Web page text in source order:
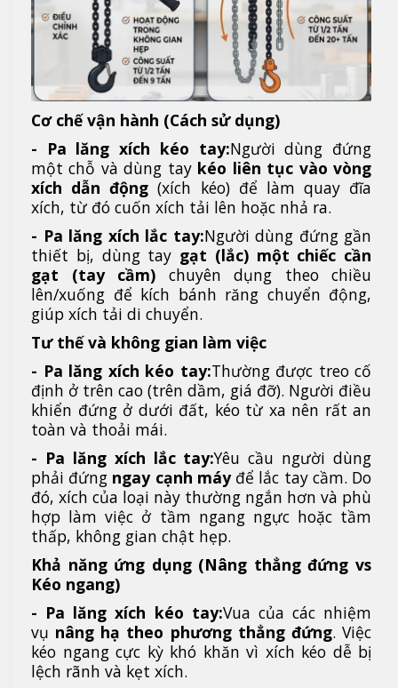
Cơ chế vận hành (Cách sử dụng)
- Pa lăng xích kéo tay:Người dùng đứng
một chỗ và dùng tay kéo liên tục vào vòng
xích dẫn động (xích kéo) để làm quay đĩa
xích, từ đó cuốn xích tải lên hoặc nhả ra.
- Pa lăng xích lắc tay:Người dùng đứng gần
thiết bị, dùng tay gạt (lắc) một chiếc cần
gạt (tay cầm) chuyên dụng theo chiều
lên/xuống để kích bánh răng chuyển động,
giúp xích tải di chuyển.
Tư thế và không gian làm việc
- Pa lăng xích kéo tay:Thường được treo cố
định ở trên cao (trên dầm, giá đỡ). Người điều
khiển đứng ở dưới đất, kéo từ xa nên rất an
toàn và thoải mái.
- Pa lăng xích lắc tay:Yêu cầu người dùng
phải đứng ngay cạnh máyđể lắc tay cầm. Do
đó, xích của loại này thường ngắn hơn và phù
hợp làm việc ở tầm ngang ngực hoặc tầm
thấp, không gian chật hẹp.
Khả năng ứng dụng (Nâng thẳng đứng vs
Kéo ngang)
- Pa lăng xích kéo tay:Vua của các nhiệm
vụ nâng hạ theo phương thẳng đứng. Việc
kéo ngang cực kỳ khó khăn vì xích kéo dễ bị
lệch rãnh và kẹt xích.